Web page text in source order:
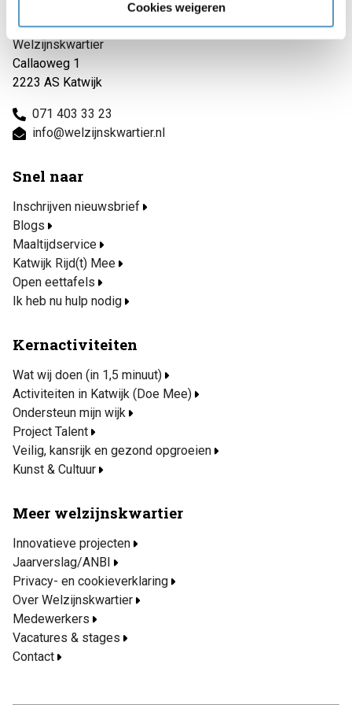
Cookies weigeren
Welzijnskwartier
Callaoweg 1
2223 AS Katwijk
071 403 33 23
info@welzijnskwartier.nl
Snel naar
Inschrijven nieuwsbrief
Blogs
Maaltijdservice
Katwijk Rijd(t) Mee
Open eettafels
Ik heb nu hulp nodig
Kernactiviteiten
Wat wij doen (in 1,5 minuut)
Activiteiten in Katwijk (Doe Mee)
Ondersteun mijn wijk
Project Talent
Veilig, kansrijk en gezond opgroeien
Kunst & Cultuur
Meer welzijnskwartier
Innovatieve projecten
Jaarverslag/ANBI
Privacy- en cookieverklaring
Over Welzijnskwartier
Medewerkers
Vacatures & stages
Contact